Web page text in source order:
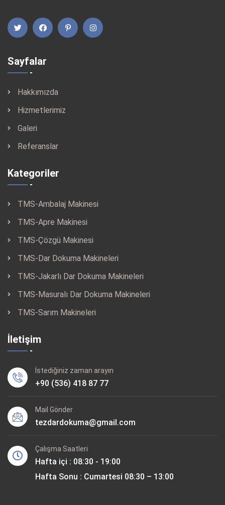
Sayfalar
Hakkımızda
Hizmetlerimiz
Galeri
Referanslar
Kategoriler
TMS-Ambalaj Makinesi
TMS-Apre Makinesi
TMS-Çözgü Makinesi
TMS-Dar Dokuma Makineleri
TMS-Jakarlı Dar Dokuma Makineleri
TMS-Masuralı Dar Dokuma Makineleri
TMS-Sarım Makineleri
İletişim
İstediğiniz zaman arayın
+90 (536) 418 87 77
Mail Gönder
tezdardokuma@gmail.com
Çalışma Saatleri
Hafta içi : 08:30 - 19:00
Hafta Sonu : Cumartesi 08:30 – 13:00